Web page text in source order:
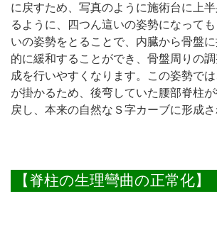
に戻すため、写真のように施術台に上
るように、四つん這いの姿勢になって
いの姿勢をとることで、内臓から骨盤
的に緩和することができ、骨盤周りの
成を行いやすくなります。この姿勢で
が掛かるため、後弯していた腰部脊柱
戻し、本来の自然なＳ字カーブに形成さ
【脊柱の生理彎曲の正常化】